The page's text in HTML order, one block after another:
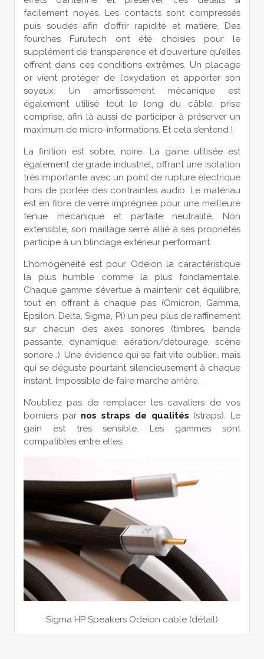
facilement noyés. Les contacts sont compressés
puis soudés afin d’offrir rapidité et matière. Des
fourches Furutech ont été choisies pour le
supplément de transparence et d’ouverture qu’elles
offrent dans ces conditions extrêmes. Un placage
or vient protéger de l’oxydation et apporter son
soyeux. Un amortissement mécanique est
également utilisé tout le long du câble, prise
comprise, afin là aussi de participer à préserver un
maximum de micro-informations. Et cela s’entend !
La finition est sobre, noire. La gaine utilisée est
également de grade industriel, offrant une isolation
très importante avec un point de rupture électrique
hors de portée des contraintes audio. Le matériau
est en fibre de verre imprégnée pour une meilleure
tenue mécanique et parfaite neutralité. Non
extensible, son maillage serré allié à ses propriétés
participe à un blindage extérieur performant.
L’homogénéité est pour Odeion la caractéristique
la plus humble comme la plus fondamentale.
Chaque gamme s’évertue à maintenir cet équilibre,
tout en offrant à chaque pas (Omicron, Gamma,
Epsilon, Delta, Sigma, Pi) un peu plus de raffinement
sur chacun des axes sonores (timbres, bande
passante, dynamique, aération/détourage, scène
sonore…). Une évidence qui se fait vite oublier… mais
qui se déguste pourtant silencieusement à chaque
instant. Impossible de faire marche arrière.
N’oubliez pas de remplacer les cavaliers de vos
borniers par nos straps de qualités (straps). Le
gain est très sensible. Les gammes sont
compatibles entre elles.
Sigma HP Speakers Odeion cable (détail)